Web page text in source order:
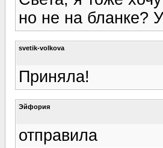
но не на бланке?
svetik-volkova
Приняла!
Эйфория
отправила